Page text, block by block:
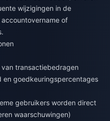
wijzigingen in de
of
transactiebedragen
en goedkeuringspercentages
gebruikers worden direct
waarschuwingen)